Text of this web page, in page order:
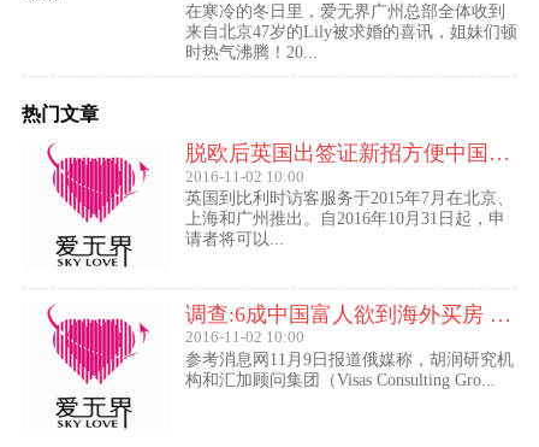
在寒冷的冬日里，爱无界广州总部全体收到
来自北京47岁的Lily被求婚的喜讯，姐妹们顿
时热气沸腾！20...
热门文章
脱欧后英国出签证新招方便中国访客进入欧盟
2016-11-02 10:00
英国到比利时访客服务于2015年7月在北京、
上海和广州推出。自2016年10月31日起，申
请者将可以...
调查:6成中国富人欲到海外买房 最想移民去美国
2016-11-02 10:00
参考消息网11月9日报道俄媒称，胡润研究机
构和汇加顾问集团（Visas Consulting Gro...